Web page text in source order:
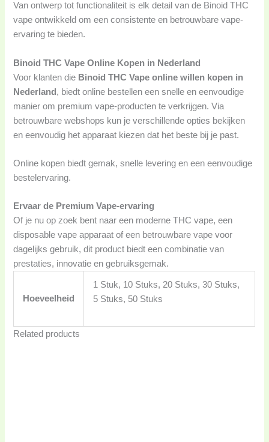
Van ontwerp tot functionaliteit is elk detail van de Binoid THC
vape ontwikkeld om een consistente en betrouwbare vape-
ervaring te bieden.
Binoid THC Vape Online Kopen in Nederland
Voor klanten die Binoid THC Vape online willen kopen in
Nederland , biedt online bestellen een snelle en eenvoudige
manier om premium vape-producten te verkrijgen. Via
betrouwbare webshops kun je verschillende opties bekijken
en eenvoudig het apparaat kiezen dat het beste bij je past.
Online kopen biedt gemak, snelle levering en een eenvoudige
bestelervaring.
Ervaar de Premium Vape-ervaring
Of je nu op zoek bent naar een moderne THC vape, een
disposable vape apparaat of een betrouwbare vape voor
dagelijks gebruik, dit product biedt een combinatie van
prestaties, innovatie en gebruiksgemak.
Hoeveelheid
1 Stuk, 10 Stuks, 20 Stuks, 30 Stuks,
5 Stuks, 50 Stuks
Related products